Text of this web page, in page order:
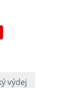
výdej